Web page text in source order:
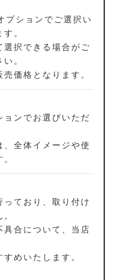
プションでご選択い
。
選択できる場合がご
。
価格となります。
ョンでお選びいただ
、全体イメージや使
っており、取り付け
具合について、当店
めいたします。